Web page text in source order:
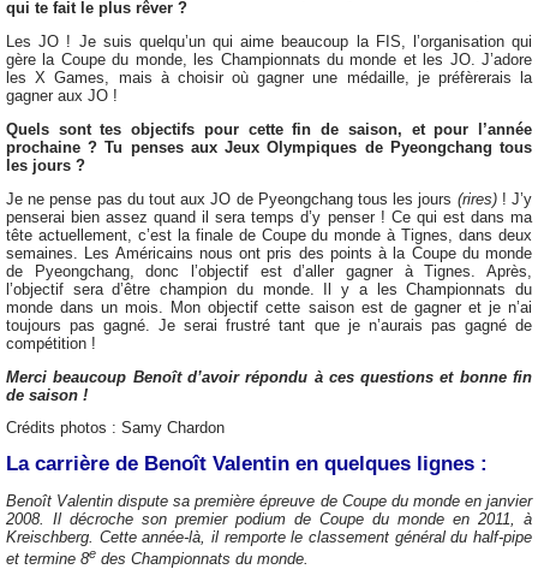
qui te fait le plus rêver ?
Les JO ! Je suis quelqu’un qui aime beaucoup la FIS, l’organisation qui
gère la Coupe du monde, les Championnats du monde et les JO. J’adore
les X Games, mais à choisir où gagner une médaille, je préfèrerais la
gagner aux JO !
Quels sont tes objectifs pour cette fin de saison, et pour l’année
prochaine ? Tu penses aux Jeux Olympiques de Pyeongchang tous
les jours ?
Je ne pense pas du tout aux JO de Pyeongchang tous les jours (rires)! J’y
penserai bien assez quand il sera temps d’y penser ! Ce qui est dans ma
tête actuellement, c’est la finale de Coupe du monde à Tignes, dans deux
semaines. Les Américains nous ont pris des points à la Coupe du monde
de Pyeongchang, donc l’objectif est d’aller gagner à Tignes. Après,
l’objectif sera d’être champion du monde. Il y a les Championnats du
monde dans un mois. Mon objectif cette saison est de gagner et je n’ai
toujours pas gagné. Je serai frustré tant que je n’aurais pas gagné de
compétition !
Merci beaucoup Benoît d’avoir répondu à ces questions et bonne fin
de saison !
Crédits photos : Samy Chardon
La carrière de Benoît Valentin en quelques lignes :
Benoît Valentin dispute sa première épreuve de Coupe du monde en janvier
2008. Il décroche son premier podium de Coupe du monde en 2011, à
Kreischberg. Cette année-là, il remporte le classement général du half-pipe
et termine 8e des Championnats du monde.